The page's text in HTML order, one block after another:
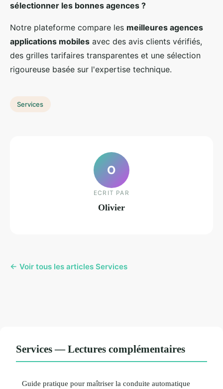
sélectionner les bonnes agences ?
Notre plateforme compare les meilleures agences
applications mobiles avec des avis clients vérifiés,
des grilles tarifaires transparentes et une sélection
rigoureuse basée sur l'expertise technique.
Services
O
ECRIT PAR
Olivier
← Voir tous les articles Services
Services — Lectures complémentaires
Guide pratique pour maîtriser la conduite automatique